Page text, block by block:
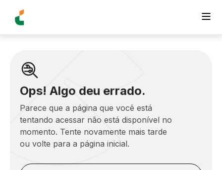
Ops! Algo deu errado.
Parece que a página que você está
tentando acessar não está disponível no
momento. Tente novamente mais tarde
ou volte para a página inicial.